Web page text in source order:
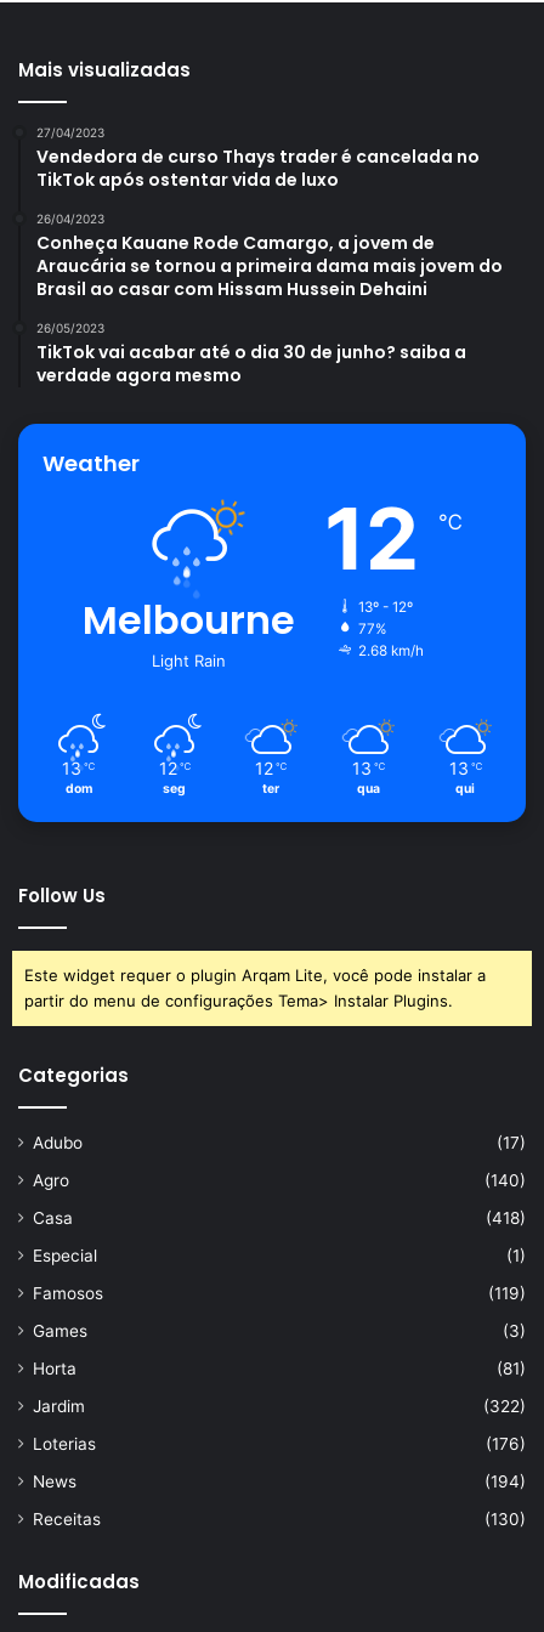
Mais visualizadas
27/04/2023
Vendedora de curso Thays trader é cancelada no
TikTok após ostentar vida de luxo
26/04/2023
Conheça Kauane Rode Camargo, a jovem de
Araucária se tornou a primeira dama mais jovem do
Brasil ao casar com Hissam Hussein Dehaini
26/05/2023
TikTok vai acabar até o dia 30 de junho? saiba a
verdade agora mesmo
Weather
Melbourne
Light Rain
12 ℃
13º - 12º
77%
2.68 km/h
13 ℃
dom
12 ℃
seg
12 ℃
ter
13 ℃
qua
13 ℃
qui
Follow Us
Este widget requer o plugin Arqam Lite, você pode instalar a
partir do menu de configurações Tema> Instalar Plugins.
Categorias
Adubo
(17)
Agro
(140)
Casa
(418)
Especial
(1)
Famosos
(119)
Games
(3)
Horta
(81)
Jardim
(322)
Loterias
(176)
News
(194)
Receitas
(130)
Modificadas